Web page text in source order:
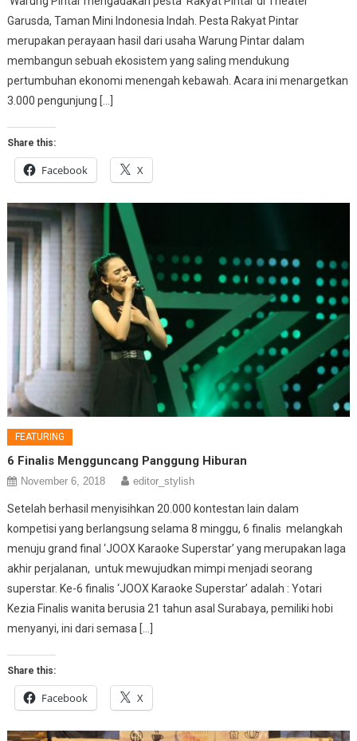
Garusda, Taman Mini Indonesia Indah. Pesta Rakyat Pintar
merupakan perayaan hasil dari usaha Warung Pintar dalam
membangun sebuah ekosistem yang saling mendukung
pertumbuhan ekonomi menengah kebawah. Acara ini menargetkan
3.000 pengunjung […]
Share this:
Facebook X
FEATURING
6 Finalis Mengguncang Panggung Hiburan
November 6, 2018 editor_stylish
Setelah berhasil menyisihkan 20.000 kontestan lain dalam
kompetisi yang berlangsung selama 8 minggu, 6 finalis melangkah
menuju grand final ‘JOOX Karaoke Superstar’ yang merupakan laga
akhir perjalanan, untuk mewujudkan mimpi menjadi seorang
superstar. Ke-6 finalis ‘JOOX Karaoke Superstar’ adalah : Yotari
Kezia Finalis wanita berusia 21 tahun asal Surabaya, pemiliki hobi
menyanyi, ini dari semasa […]
Share this:
Facebook X